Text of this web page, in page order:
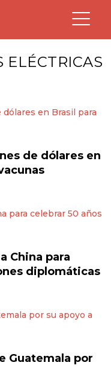
ELÉCTRICAS
de dólares en
China para
diplomáticas
Guatemala por